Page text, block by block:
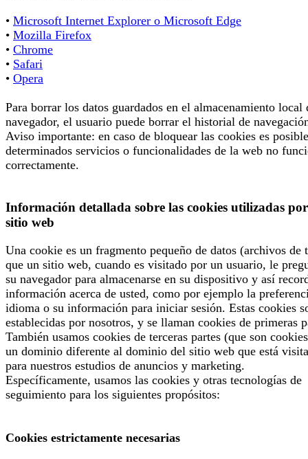
• Microsoft Internet Explorer o Microsoft Edge
• Mozilla Firefox
• Chrome
• Safari
• Opera
Para borrar los datos guardados en el almacenamiento local
navegador, el usuario puede borrar el historial de
Aviso importante: en caso de bloquear las cookies es
determinados servicios o funcionalidades de la web no
correctamente.
Información detallada sobre las cookies utilizadas por
sitio web
Una cookie es un fragmento pequeño de datos (archivos de
que un sitio web, cuando es visitado por un usuario, le
su navegador para almacenarse en su dispositivo y así
información acerca de usted, como por ejemplo la
idioma o su información para iniciar sesión. Estas cookies
establecidas por nosotros, y se llaman cookies de primeras
También usamos cookies de terceras partes (que son
un dominio diferente al dominio del sitio web que está
para nuestros estudios de anuncios y marketing.
Específicamente, usamos las cookies y otras tecnologías de
seguimiento para los siguientes propósitos:
Cookies estrictamente necesarias